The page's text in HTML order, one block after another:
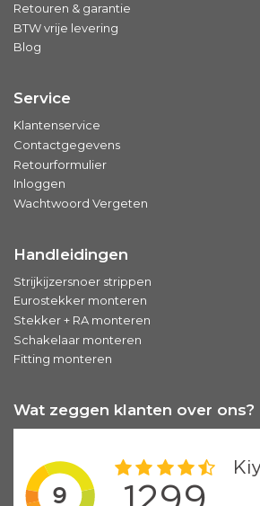
Retouren & garantie
BTW vrije levering
Blog
Service
Klantenservice
Contactgegevens
Retourformulier
Inloggen
Wachtwoord Vergeten
Handleidingen
Strijkijzersnoer strippen
Eurostekker monteren
Stekker + RA monteren
Schakelaar monteren
Fitting monteren
Wat zeggen klanten over ons?